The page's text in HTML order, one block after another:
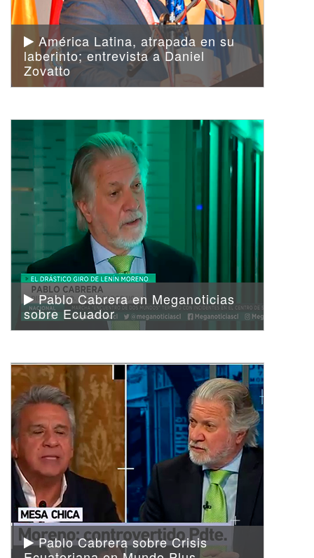
América Latina, atrapada en su
laberinto; entrevista a Daniel
Zovatto
Pablo Cabrera en Meganoticias
sobre Ecuador
Pablo Cabrera sobre Crisis